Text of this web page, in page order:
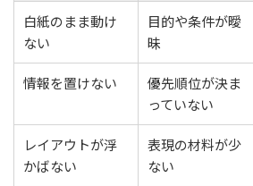
白紙のまま動け
ない
目的や条件が曖
昧
情報を置けない
優先順位が決ま
っていない
レイアウトが浮
かばない
表現の材料が少
ない